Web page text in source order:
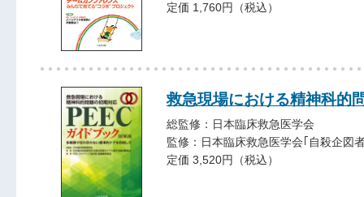
定価 1,760円（税込）
救急現場における精神科的
総監修：日本臨床救急医学会
監修：日本臨床救急医学会｢自殺企図
定価 3,520円（税込）